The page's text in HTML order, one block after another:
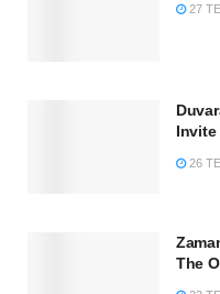
27
Invite
26
The